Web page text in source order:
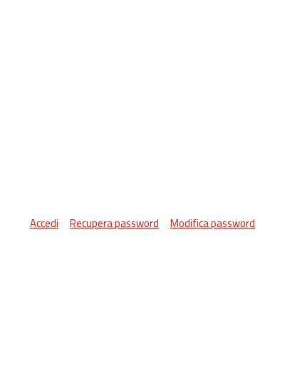
Accedi Recupera password Modifica password